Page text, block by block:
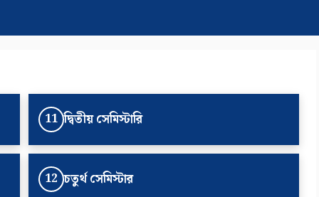
11 দ্বিতীয় সেমিস্টারি
12 চতুর্থ সেমিস্টার